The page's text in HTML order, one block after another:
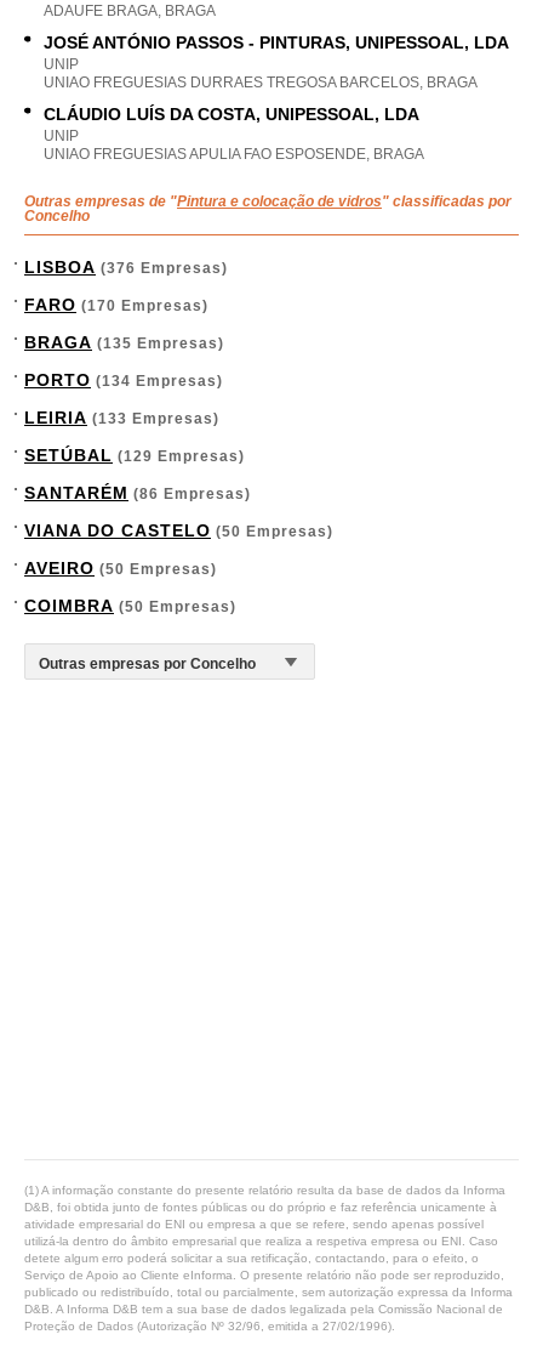
ADAUFE BRAGA, BRAGA
JOSÉ ANTÓNIO PASSOS - PINTURAS, UNIPESSOAL, LDA
UNIP
UNIAO FREGUESIAS DURRAES TREGOSA BARCELOS, BRAGA
CLÁUDIO LUÍS DA COSTA, UNIPESSOAL, LDA
UNIP
UNIAO FREGUESIAS APULIA FAO ESPOSENDE, BRAGA
Outras empresas de "Pintura e colocação de vidros" classificadas por
Concelho
LISBOA (376 Empresas)
FARO (170 Empresas)
BRAGA (135 Empresas)
PORTO (134 Empresas)
LEIRIA (133 Empresas)
SETÚBAL (129 Empresas)
SANTARÉM (86 Empresas)
VIANA DO CASTELO (50 Empresas)
AVEIRO (50 Empresas)
COIMBRA (50 Empresas)
(1) A informação constante do presente relatório resulta da base de dados da Informa
D&B, foi obtida junto de fontes públicas ou do próprio e faz referência unicamente à
atividade empresarial do ENI ou empresa a que se refere, sendo apenas possível
utilizá-la dentro do âmbito empresarial que realiza a respetiva empresa ou ENI. Caso
detete algum erro poderá solicitar a sua retificação, contactando, para o efeito, o
Serviço de Apoio ao Cliente eInforma. O presente relatório não pode ser reproduzido,
publicado ou redistribuído, total ou parcialmente, sem autorização expressa da Informa
D&B. A Informa D&B tem a sua base de dados legalizada pela Comissão Nacional de
Proteção de Dados (Autorização Nº 32/96, emitida a 27/02/1996).